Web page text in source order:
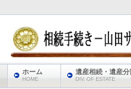
ホーム
HOME
遺産相続・遺産分
DIV. OF ESTATE